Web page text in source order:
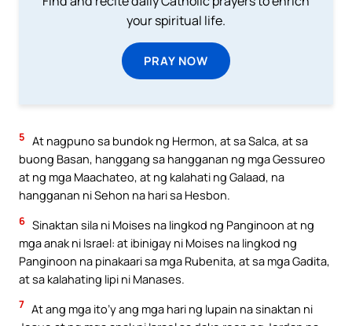
your spiritual life.
PRAY NOW
5 At nagpuno sa bundok ng Hermon, at sa Salca, at sa
buong Basan, hanggang sa hangganan ng mga Gessureo
at ng mga Maachateo, at ng kalahati ng Galaad, na
hangganan ni Sehon na hari sa Hesbon.
6 Sinaktan sila ni Moises na lingkod ng Panginoon at ng
mga anak ni Israel: at ibinigay ni Moises na lingkod ng
Panginoon na pinakaari sa mga Rubenita, at sa mga Gadita,
at sa kalahating lipi ni Manases.
7 At ang mga ito’y ang mga hari ng lupain na sinaktan ni